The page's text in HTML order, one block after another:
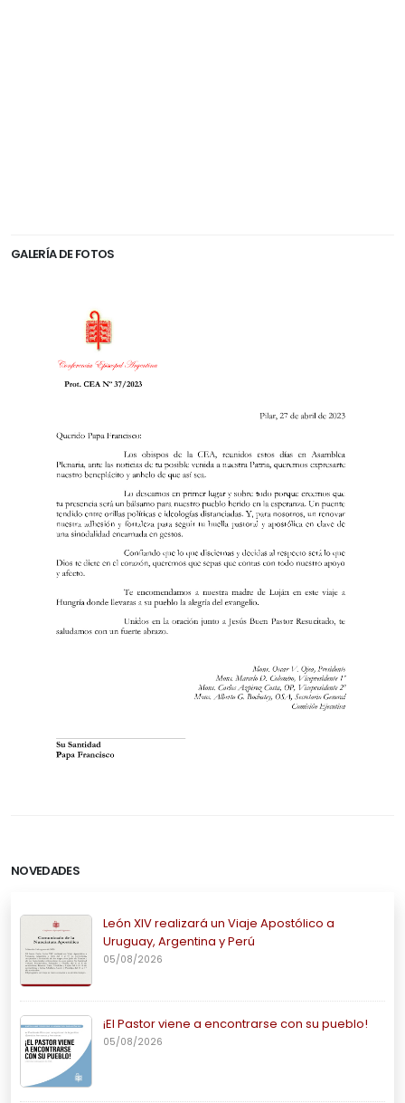
NOVEDADES
León XIV realizará un Viaje Apostólico a
Uruguay, Argentina y Perú
05/08/2026
¡El Pastor viene a encontrarse con su pueblo!
05/08/2026
GALERÍA DE FOTOS